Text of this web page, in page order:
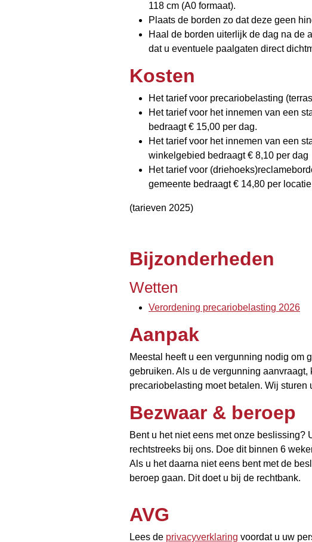
118 cm (A0 formaat).
Plaats de borden zo dat deze geen
Haal de borden uiterlijk de dag na de
dat u eventuele paalgaten direct
Kosten
Het tarief voor precariobelasting
Het tarief voor het innemen van een
bedraagt € 15,00 per dag.
Het tarief voor het innemen van een
winkelgebied bedraagt € 8,10 per dag
Het tarief voor
gemeente bedraagt € 14,80 per
(tarieven 2025)
Bijzonderheden
Wetten
Verordening precariobelasting 2026
Aanpak
Meestal heeft u een vergunning nodig om
gebruiken. Als u de vergunning
precariobelasting moet betalen. Wij
Bezwaar & beroep
Bent u het niet eens met onze beslissing?
rechtstreeks bij ons. Doe dit binnen 6
Als u het daarna niet eens bent met de
beroep gaan. Dit doet u bij de rechtbank.
AVG
Lees de privacyverklaring voordat u uw